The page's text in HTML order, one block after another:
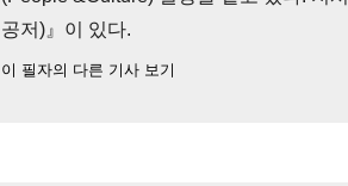
공저)』이 있다.
이 필자의 다른 기사 보기